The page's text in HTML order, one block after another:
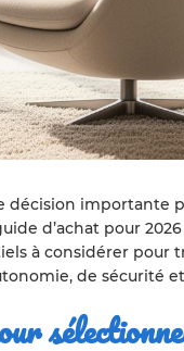
décision importante
d’achat pour
à considérer pour
de sécurité